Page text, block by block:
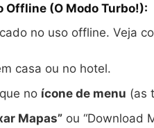
Offline (O Modo Turbo!):
no uso offline. Veja
casa ou no hotel.
no ícone de menu (as
Mapas” ou “Download